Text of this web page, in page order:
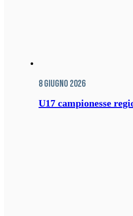
8 Giugno 2026
U17 campionesse